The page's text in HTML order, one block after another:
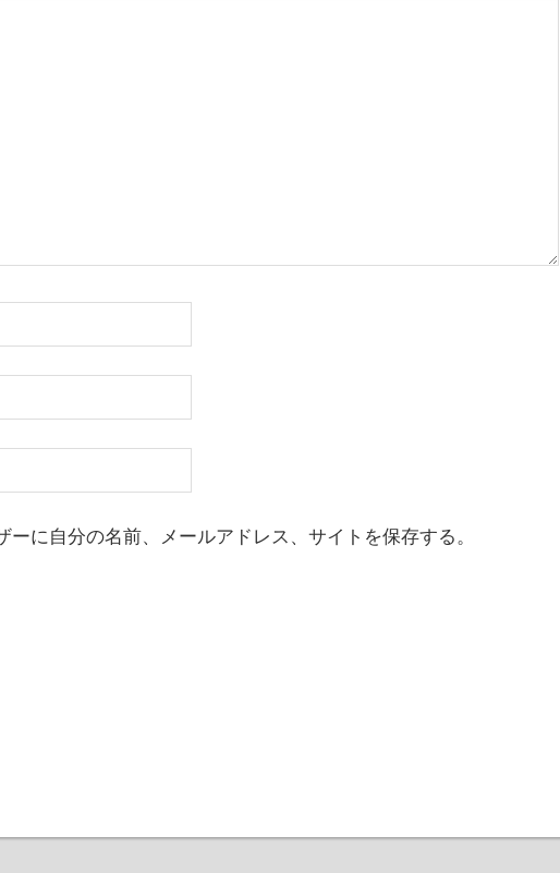
に自分の名前、メールアドレス、サイトを保存する。